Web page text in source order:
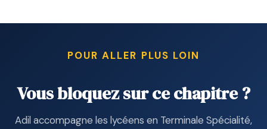
POUR ALLER PLUS LOIN
Vous bloquez sur ce chapitre ?
Adil accompagne les lycéens en Terminale Spécialité,